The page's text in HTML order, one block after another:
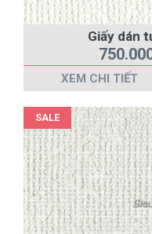
Giấy dán
XEM CHI TIẾT
SALE